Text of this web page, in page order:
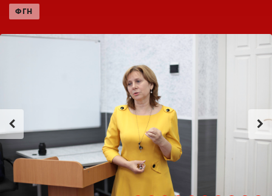
образовательной
Приемная
+7 (831) 262-26-20
ФГН